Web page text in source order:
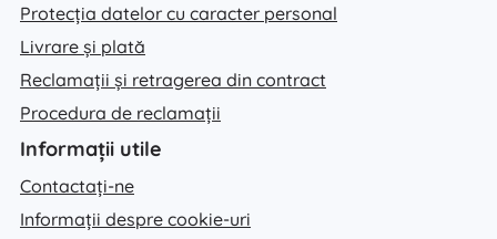
Protecția datelor cu caracter personal
Livrare și plată
Reclamații și retragerea din contract
Procedura de reclamații
Informații utile
Contactați-ne
Informații despre cookie-uri